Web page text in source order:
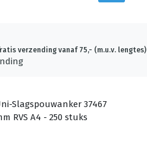
verzending vanaf 75,- (m.u.v. lengtes)